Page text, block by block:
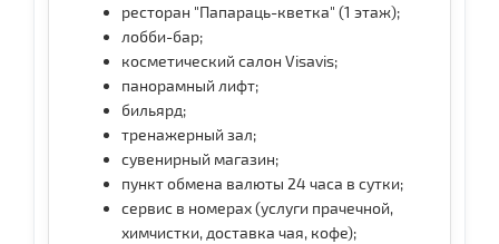
ресторан "Папараць-кветка" (1 этаж);
лобби-бар;
косметический салон Visavis;
панорамный лифт;
бильярд;
тренажерный зал;
сувенирный магазин;
пункт обмена валюты 24 часа в сутки;
сервис в номерах (услуги прачечной,
химчистки, доставка чая, кофе);